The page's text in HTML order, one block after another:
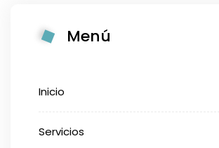
Menú
Inicio
Servicios